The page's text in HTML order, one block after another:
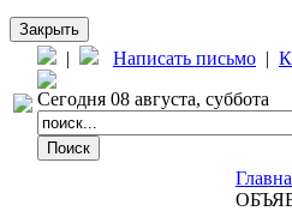
Закрыть
| Написать письмо |
Сегодня 08 августа, суббота